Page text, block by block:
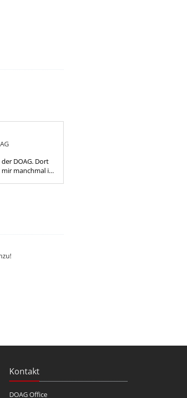
DOAG. Dort
manchmal im
Kontakt
DOAG Office